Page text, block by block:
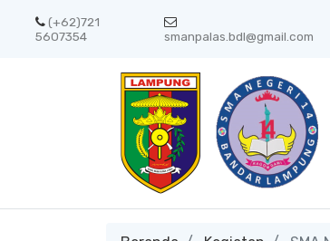
(+62)721
5607354
smanpalas.bdl@gmail.com